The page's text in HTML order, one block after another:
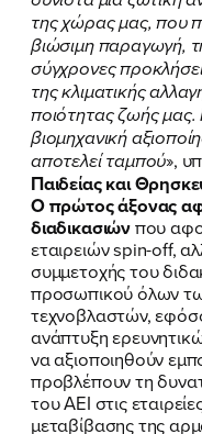
της χώρας μας, που
βιώσιμη παραγωγή,
σύγχρονες
της κλιματικής
ποιότητας ζωής
βιομηχανική
αποτελεί ταμπού»,
Παιδείας και
Ο πρώτος άξονας
διαδικασιώνπου
εταιρειών spin-off,
συμμετοχής του
προσωπικού όλων
τεχνοβλαστών,
ανάπτυξη
να αξιοποιηθούν
προβλέπουν τη
του ΑΕΙ στις
μεταβίβασης της